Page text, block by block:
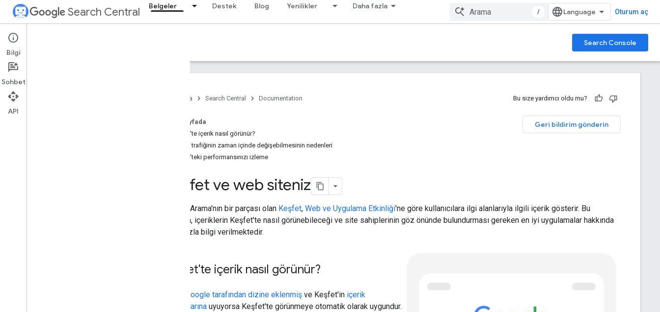
Search Central Belgeler Destek Blog Yenilikler Daha fazla
/ Oturum aç
Documentation Search Console
SEO ile ilgili temel bilgiler
Ana Sayfa Search Central Documentation Bu size yardımcı oldu mu?
Geri bildirim gönderin
Bu sayfada
Keşfet'te içerik nasıl görünür?
Keşfet trafiğinin zaman içinde değişebilmesinin nedenleri
Keşfet'teki performansınızı izleme
Keşfet ve web siteniz
Google Arama'nın bir parçası olan Keşfet, Web ve Uygulama Etkinliği'ne göre kullanıcılara ilgi alanlarıyla ilgili içerik gösterir. Bu
sayfada, içeriklerin Keşfet'te nasıl görünebileceği ve site sahiplerinin göz önünde bulundurması gereken en iyi uygulamalar hakkında
daha fazla bilgi verilmektedir.
Keşfet'te içerik nasıl görünür?
Google tarafından dizine eklenmiş ve Keşfet'in içerik
politikalarına uyuyorsa Keşfet'te görünmeye otomatik olarak uygundur.
Bilgi
Sohbet
API